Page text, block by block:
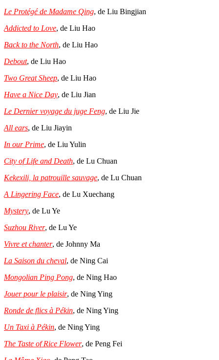
Le Protégé de Madame Qing, de Liu Bingjian
Addicted to Love, de Liu Hao
Back to the North, de Liu Hao
Debout, de Liu Hao
Two Great Sheep, de Liu Hao
Have a Nice Day, de Liu Jian
Le Dernier voyage du juge Feng, de Liu Jie
All ears, de Liu Jiayin
In our Prime, de Liu Yulin
City of Life and Death, de Lu Chuan
Kekexili, la patrouille sauvage, de Lu Chuan
A Lingering Face, de Lu Xuechang
Mystery, de Lu Ye
Suzhou River, de Lu Ye
Vivre et chanter, de Johnny Ma
La Saison du cheval, de Ning Cai
Mongolian Ping Pong, de Ning Hao
Jouer pour le plaisir, de Ning Ying
Ronde de flics à Pékin, de Ning Ying
Un Taxi à Pékin, de Ning Ying
The Taste of Rice Flower, de Peng Fei